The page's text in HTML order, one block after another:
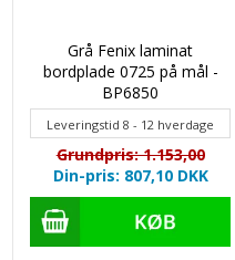
Grå Fenix laminat
bordplade 0725 på mål -
BP6850
Leveringstid 8 - 12 hverdage
Grundpris: 1.153,00
Din-pris: 807,10 DKK